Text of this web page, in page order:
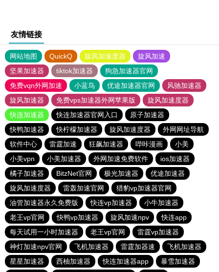
友情链接
网站地图 QuickQ 旋风加速度器
旋风加速
坚果加速器
tiktok加速器
狗急加速器官网
免费vqn外网加速
小蓝鸟 优途加速器官网
风驰加速器
旋风加速器
免费vps加速器外网苹果版
旋风加速度器
快连加速器
快连加速器官网入口
原子加速器
快鸭加速器
快柠檬加速器 旋风加速度器
外网网址导航
软件中心
雷霆加速 狂飙加速器 哔咔漫画
小美
小美vpn
小美加速器 外网加速免费软件
ios加速器
橘子加速器
BitzNet官网 极光加速器
优途加速器
旋风加速度器
雷轰加速官网
猎豹vp加速器官网
油管加速器永久免费版
快连vp加速器
小牛加速器
老王vp官网
快鸭vp加速器 旋风加速npv
快连app
每天试用一小时加速器
老王vp官网
雷霆vp加速器
神灯加速npv官网
飞机加速器 雷霆加器速
飞机加速器
星星加速器
西柚加速器 快连加速器app 暴雪加速器